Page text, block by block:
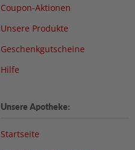
Coupon-Aktionen
Unsere Produkte
Geschenkgutscheine
Hilfe
Unsere Apotheke:
Startseite